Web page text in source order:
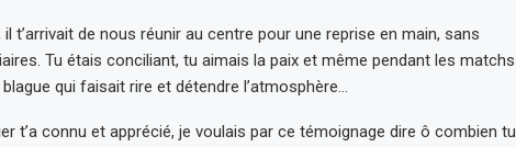
t’arrivait de nous réunir au centre pour une reprise en main, sans
Tu étais conciliant, tu aimais la paix et même pendant les matchs
qui faisait rire et détendre l’atmosphère…
t’a connu et apprécié, je voulais par ce témoignage dire ô combien tu